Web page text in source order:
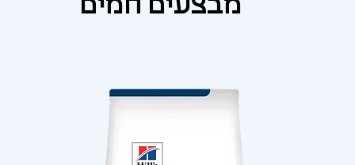
מבצעים חמים